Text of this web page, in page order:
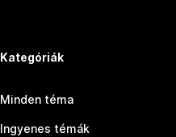
Kategóriák
Minden téma
Ingyenes témák